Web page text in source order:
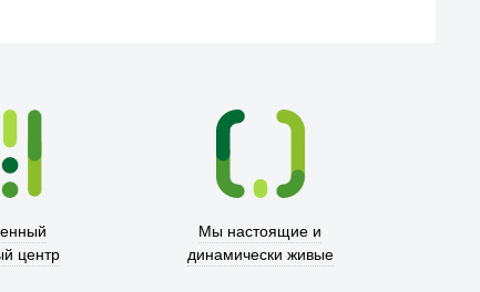
центр
Мы настоящие и
динамически живые